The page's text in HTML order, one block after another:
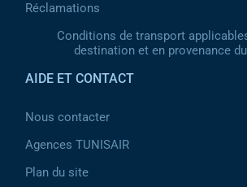
Réclamations
Conditions de transport
destination et en provenance
AIDE ET CONTACT
Nous contacter
Agences TUNISAIR
Plan du site